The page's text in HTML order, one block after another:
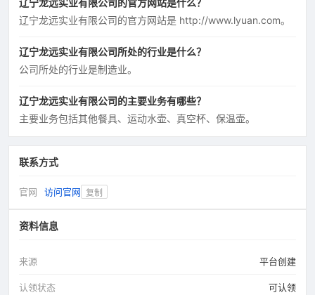
辽宁龙远实业有限公司的官方网站是什么？
辽宁龙远实业有限公司的官方网站是 http://www.lyuan.com。
辽宁龙远实业有限公司所处的行业是什么？
公司所处的行业是制造业。
辽宁龙远实业有限公司的主要业务有哪些？
主要业务包括其他餐具、运动水壶、真空杯、保温壶。
联系方式
官网 访问官网 复制
资料信息
来源 平台创建
认领状态 可认领